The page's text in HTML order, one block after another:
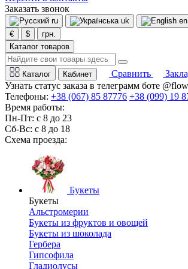
Заказать звонок
ru uk
en
€
$
грн.
Каталог товаров
Каталог Кабинет Сравнить
Узнать статус заказа в телеграмм боте
Телефоны: +38 (067) 85 87776 +38 (099) 19
Время работы:
Пн-Пт: с 8 до 23
Сб-Вс: с 8 до 18
Схема проезда:
Букеты
Букеты
Альстромерии
Букеты из фруктов и овощей
Букеты из шоколада
Гербера
Гипсофила
Гладиолусы